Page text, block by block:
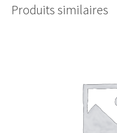
Produits similaires